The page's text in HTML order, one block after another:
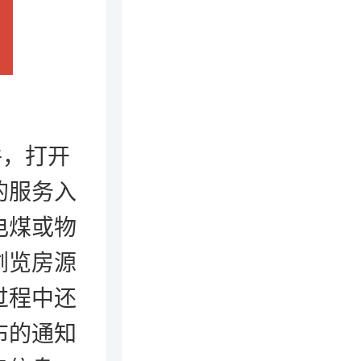
打开
服务入
煤或物
览房源
程中还
的通知